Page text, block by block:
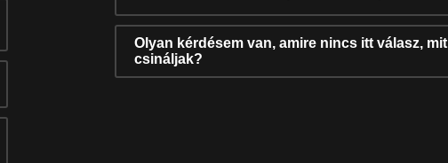
Olyan kérdésem van, amire nincs itt válasz, mit
csináljak?